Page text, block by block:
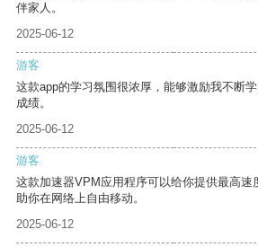
伴家人。
2025-06-12
游客
这款app的学习氛围很浓厚，能够激励我不断
成绩。
2025-06-12
游客
这款加速器VPM应用程序可以给你提供最高速
助你在网络上自由移动。
2025-06-12